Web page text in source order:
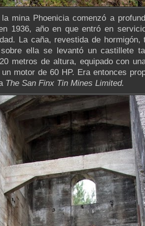
mina Phoenicia comenzó a
1936, año en que entró en
La caña, revestida de hormigón,
ella se levantó un castillete
metros de altura, equipado con
motor de 60 HP. Era entonces
The San Finx Tin Mines Limited.